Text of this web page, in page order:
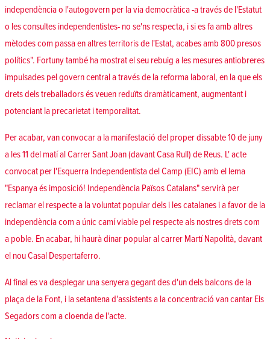
independència o l'autogovern per la via democràtica -a través de l'Estatut
o les consultes independentistes- no se'ns respecta, i si es fa amb altres
mètodes com passa en altres territoris de l'Estat, acabes amb 800 presos
polítics". Fortuny també ha mostrat el seu rebuig a les mesures antiobreres
impulsades pel govern central a través de la reforma laboral, en la que els
drets dels treballadors és veuen reduïts dramàticament, augmentant i
potenciant la precarietat i temporalitat.
Per acabar, van convocar a la manifestació del proper dissabte 10 de juny
a les 11 del matí al Carrer Sant Joan (davant Casa Rull) de Reus. L' acte
convocat per l'Esquerra Independentista del Camp (EIC) amb el lema
"Espanya és imposició! Independència Països Catalans" servirà per
reclamar el respecte a la voluntat popular dels i les catalanes i a favor de la
independència com a únic camí viable pel respecte als nostres drets com
a poble. En acabar, hi haurà dinar popular al carrer Martí Napolità, davant
el nou Casal Despertaferro.
Al final es va desplegar una senyera gegant des d'un dels balcons de la
plaça de la Font, i la setantena d'assistents a la concentració van cantar Els
Segadors com a cloenda de l'acte.